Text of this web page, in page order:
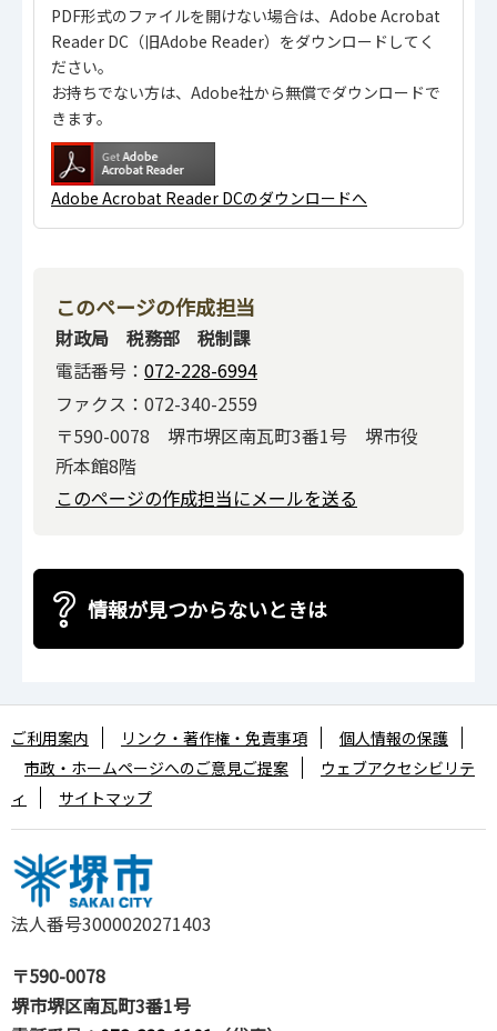
PDF形式のファイルを開けない場合は、Adobe Acrobat
Reader DC（旧Adobe Reader）をダウンロードしてく
ださい。
お持ちでない方は、Adobe社から無償でダウンロードで
きます。
Adobe Acrobat Reader DCのダウンロードへ
このページの作成担当
財政局 税務部 税制課
電話番号： 072-228-6994
ファクス：072-340-2559
〒590-0078 堺市堺区南瓦町3番1号 堺市役
所本館8階
このページの作成担当にメールを送る
情報が見つからないときは
法人番号3000020271403
〒590-0078
堺市堺区南瓦町3番1号
ご利用案内 リンク・著作権・免責事項
個人情報の保護
市政・ホームページへのご意見ご提案
ウェブアクセシビリテ
ィ
サイトマップ